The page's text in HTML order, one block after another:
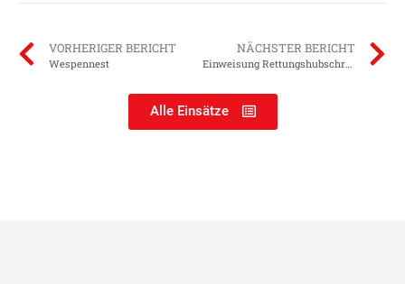
VORHERIGER BERICHT
Wespennest
NÄCHSTER BERICHT
Einweisung Rettungshubschrauber
Alle Einsätze